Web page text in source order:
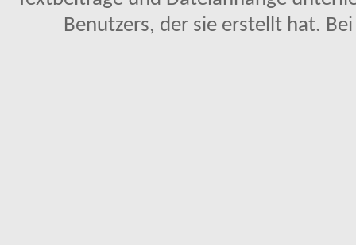
Benutzers, der sie erstellt hat.